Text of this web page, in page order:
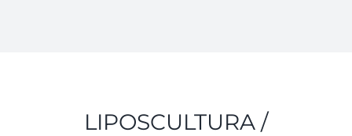
LIPOSCULTURA /